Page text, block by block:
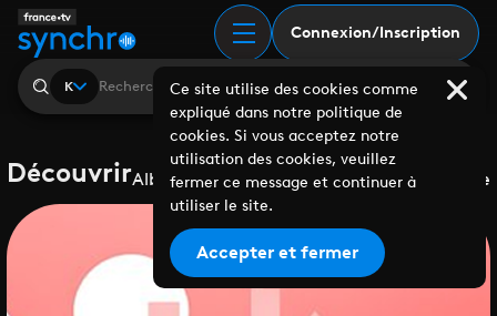
Connexion/Inscription
K
DécouvrirAlbumsPlaylistsCollaborationsLabels Genre
Ce site utilise des cookies comme
expliqué dans notre politique de
cookies. Si vous acceptez notre
utilisation des cookies, veuillez
fermer ce message et continuer à
utiliser le site.
Accepter et fermer